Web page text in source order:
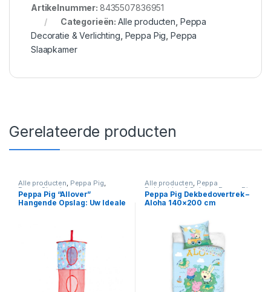
Artikelnummer: 8435507836951
Categorieën:Alle producten Peppa
Decoratie & Verlichting Peppa Pig Peppa
Slaapkamer
Gerelateerde producten
Alle producten, Peppa Pig,
Peppa Slaapkamer
Peppa Pig “Allover”
Hangende Opslag: Uw Ideale
Alle producten, Peppa
Dekbedden & Dekens Peppa Pig
Peppa Pig Dekbedovertrek –
Aloha 140×200 cm